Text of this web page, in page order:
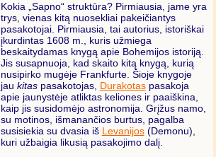
Kokia „Sapno“ struktūra? Pirmiausia, jame yra
trys, vienas kitą nuosekliai pakeičiantys
pasakotojai. Pirmiausia, tai autorius, istoriškai
įkurdintas 1608 m., kuris užmiega
beskaitydamas knygą apie Bohemijos istoriją.
Jis susapnuoja, kad skaito kitą knygą, kurią
nusipirko mugėje Frankfurte. Šioje knygoje
jau kitaspasakotojas, Durakotaspasakoja
apie jaunystėje atliktas keliones ir paaiškina,
kaip jis susidomėjo astronomija. Grįžus namo,
su motinos, išmanančios burtus, pagalba
susisiekia su dvasia iš Levanijos(Demonu),
kuri užbaigia likusią pasakojimo dalį.